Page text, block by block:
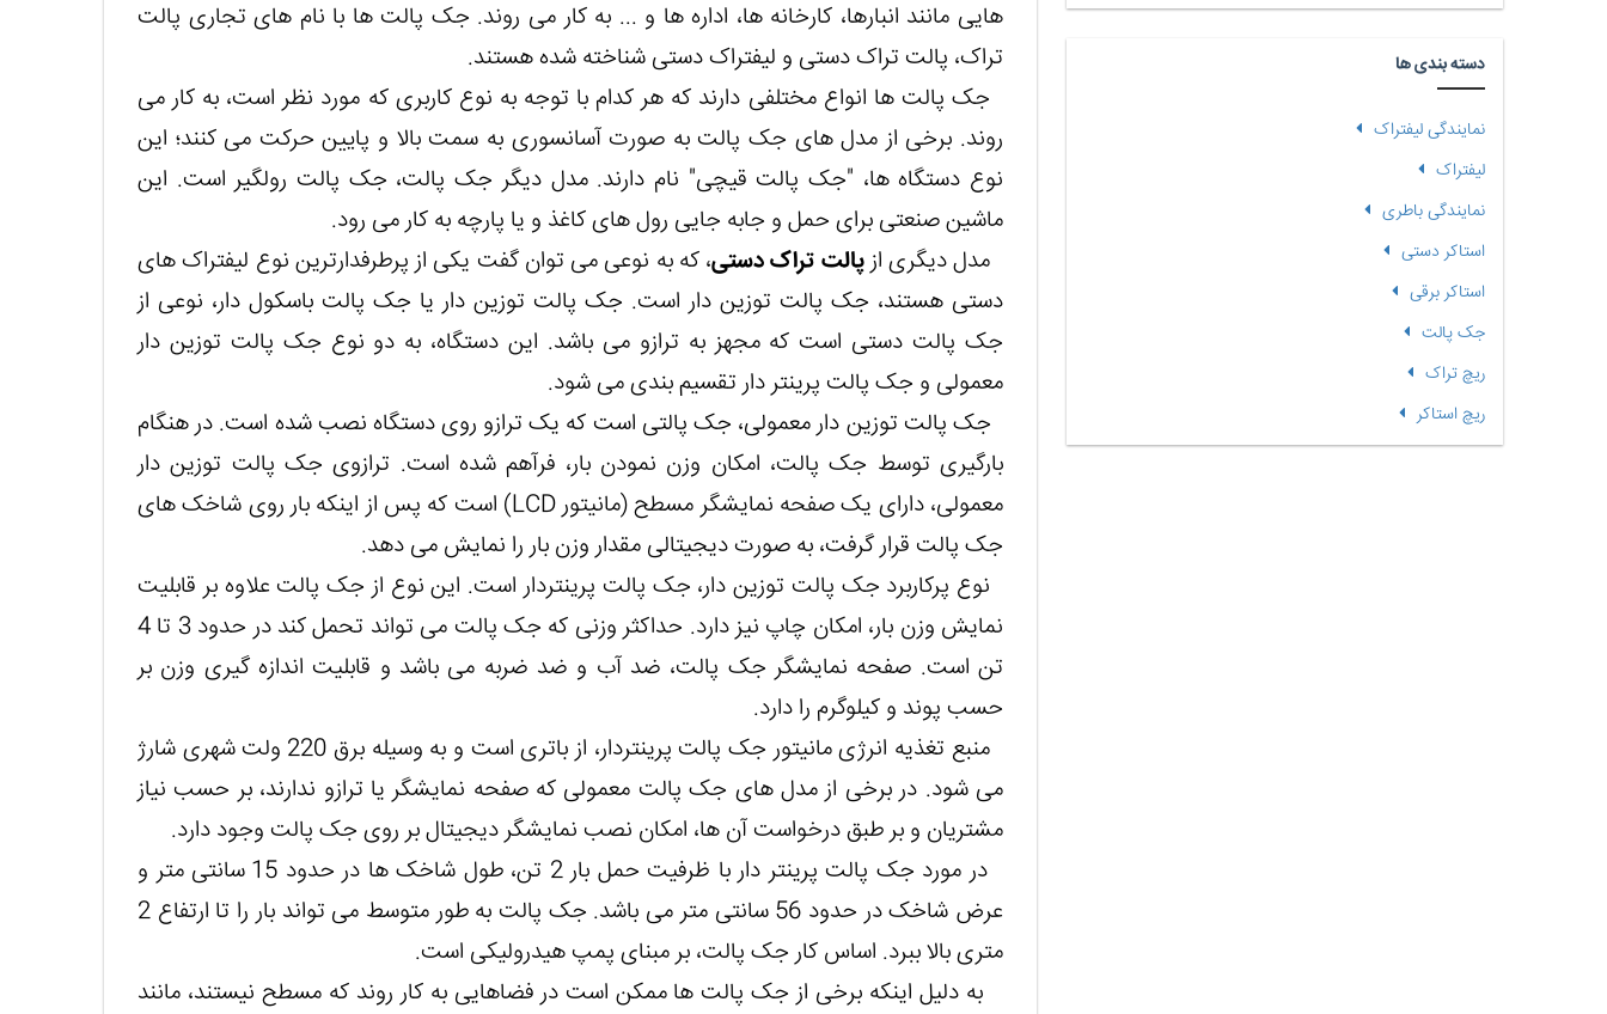
هایی مانند انبارها، کارخانه ها، اداره ها و ... به کار می روند. جک پالت ها با نام های تجاری پالت
تراک، پالت تراک دستی و لیفتراک دستی شناخته شده هستند.
جک پالت ها انواع مختلفی دارند که هر کدام با توجه به نوع کاربری که مورد نظر است، به کار می
روند. برخی از مدل های جک پالت به صورت آسانسوری به سمت بالا و پایین حرکت می کنند؛ این
نوع دستگاه ها، "جک پالت قیچی" نام دارند. مدل دیگر جک پالت، جک پالت رولگیر است. این
ماشین صنعتی برای حمل و جابه جایی رول های کاغذ و یا پارچه به کار می رود.
مدل دیگری ازپالت تراک دستی، که به نوعی می توان گفت یکی از پرطرفدارترین نوع لیفتراک های
دستی هستند، جک پالت توزین دار است. جک پالت توزین دار یا جک پالت باسکول دار، نوعی از
جک پالت دستی است که مجهز به ترازو می باشد. این دستگاه، به دو نوع جک پالت توزین دار
معمولی و جک پالت پرینتر دار تقسیم بندی می شود.
جک پالت توزین دار معمولی، جک پالتی است که یک ترازو روی دستگاه نصب شده است. در هنگام
بارگیری توسط جک پالت، امکان وزن نمودن بار، فرآهم شده است. ترازوی جک پالت توزین دار
معمولی، دارای یک صفحه نمایشگر مسطح (مانیتور LCD) است که پس از اینکه بار روی شاخک های
جک پالت قرار گرفت، به صورت دیجیتالی مقدار وزن بار را نمایش می دهد.
نوع پرکاربرد جک پالت توزین دار، جک پالت پرینتردار است. این نوع از جک پالت علاوه بر قابلیت
نمایش وزن بار، امکان چاپ نیز دارد. حداکثر وزنی که جک پالت می تواند تحمل کند در حدود 3 تا 4
تن است. صفحه نمایشگر جک پالت، ضد آب و ضد ضربه می باشد و قابلیت اندازه گیری وزن بر
حسب پوند و کیلوگرم را دارد.
منبع تغذیه انرژی مانیتور جک پالت پرینتردار، از باتری است و به وسیله برق 220 ولت شهری شارژ
می شود. در برخی از مدل های جک پالت معمولی که صفحه نمایشگر یا ترازو ندارند، بر حسب نیاز
مشتریان و بر طبق درخواست آن ها، امکان نصب نمایشگر دیجیتال بر روی جک پالت وجود دارد.
در مورد جک پالت پرینتر دار با ظرفیت حمل بار 2 تن، طول شاخک ها در حدود 15 سانتی متر و
عرض شاخک در حدود 56 سانتی متر می باشد. جک پالت به طور متوسط می تواند بار را تا ارتفاع 2
متری بالا ببرد. اساس کار جک پالت، بر مبنای پمپ هیدرولیکی است.
به دلیل اینکه برخی از جک پالت ها ممکن است در فضاهایی به کار روند که مسطح نیستند، مانند
دسته بندی ها
نمایندگی لیفتراک
لیفتراک
نمایندگی باطری
استاکر دستی
استاکر برقی
جک پالت
ریچ تراک
ریچ استاکر